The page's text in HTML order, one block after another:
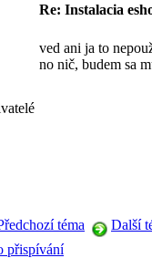
Re: Instalacia
ved ani ja to
no nič, budem sa
téma
Další
přispívání